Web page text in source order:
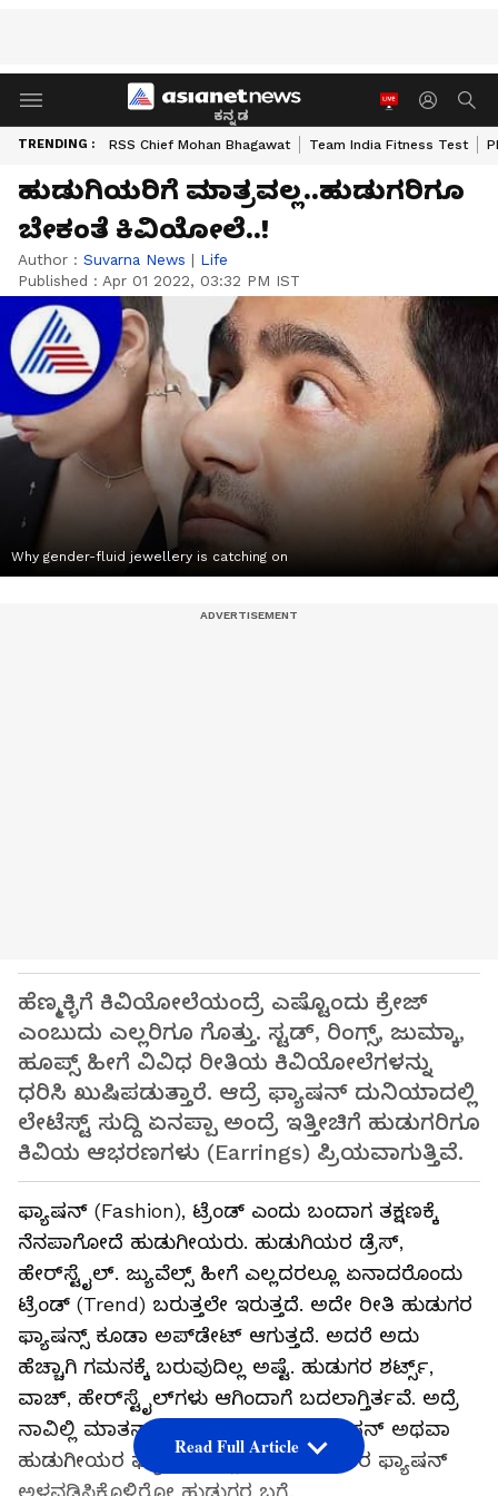
ಕನ್ನಡ
TRENDING : RSS Chief Mohan Bhagawat Team India Fitness Test
ಹುಡುಗಿಯರಿಗೆ ಮಾತ್ರವಲ್ಲ..ಹುಡುಗರಿಗೂ
ಬೇಕಂತೆ ಕಿವಿಯೋಲೆ..!
Author : Suvarna News | Life
Published : Apr 01 2022, 03:32 PM IST
Why gender-fluid jewellery is catching on
ಹೆಣ್ಮಕ್ಳಿಗೆ ಕಿವಿಯೋಲೆಯಂದ್ರೆ ಎಷ್ಟೊಂದು ಕ್ರೇಜ್‌
ಎಂಬುದು ಎಲ್ಲರಿಗೂ ಗೊತ್ತು. ಸ್ಟಡ್‌, ರಿಂಗ್ಸ್, ಜುಮ್ಕಾ,
ಹೂಪ್ಸ್‌ ಹೀಗೆ ವಿವಿಧ ರೀತಿಯ ಕಿವಿಯೋಲೆಗಳನ್ನು
ಧರಿಸಿ ಖುಷಿಪಡುತ್ತಾರೆ. ಆದ್ರೆ ಫ್ಯಾಷನ್ ದುನಿಯಾದಲ್ಲಿ
ಲೇಟೆಸ್ಟ್ ಸುದ್ದಿ ಏನಪ್ಪಾ ಅಂದ್ರೆ ಇತ್ತೀಚಿಗೆ ಹುಡುಗರಿಗೂ
ಕಿವಿಯ ಆಭರಣಗಳು (Earrings) ಪ್ರಿಯವಾಗುತ್ತಿವೆ.
ಫ್ಯಾಷನ್‌ (Fashion), ಟ್ರೆಂಡ್ ಎಂದು ಬಂದಾಗ ತಕ್ಷಣಕ್ಕೆ
ನೆನಪಾಗೋದೆ ಹುಡುಗೀಯರು. ಹುಡುಗಿಯರ ಡ್ರೆಸ್,
ಹೇರ್‌ಸ್ಟೈಲ್‌. ಜ್ಯುವೆಲ್ಸ್‌ ಹೀಗೆ ಎಲ್ಲದರಲ್ಲೂ ಏನಾದರೊಂದು
ಟ್ರೆಂಡ್ (Trend) ಬರುತ್ತಲೇ ಇರುತ್ತದೆ. ಅದೇ ರೀತಿ ಹುಡುಗರ
ಫ್ಯಾಷನ್ಸ್ ಕೂಡಾ ಅಪ್‌ಡೇಟ್ ಆಗುತ್ತದೆ. ಅದರೆ ಅದು
ಹೆಚ್ಚಾಗಿ ಗಮನಕ್ಕೆ ಬರುವುದಿಲ್ಲ ಅಷ್ಟೆ. ಹುಡುಗರ ಶರ್ಟ್ಸ್‌,
ವಾಚ್‌, ಹೇರ್‌ಸ್ಟೈಲ್‌ಗಳು ಆಗಿಂದಾಗೆ ಬದಲಾಗ್ತಿರ್ತವೆ. ಅದ್ರೆ
ನಾವಿಲ್ಲಿ ಮಾತನಾಡ್ತಿರೋದು ಹುಡುಗರ ಫ್ಯಾಷನ್ ಅಥವಾ
ಹುಡುಗೀಯರ ಫ್ಯಾಷನ್ ಬಗ್ಗೆ ಅಲ್ಲ. ಹುಡುಗೀರ ಫ್ಯಾಷನ್
Read Full Article